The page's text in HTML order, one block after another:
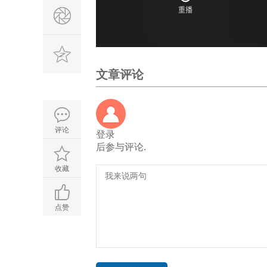
评论
收藏
点赞
文章评论
登录
后参与评论.